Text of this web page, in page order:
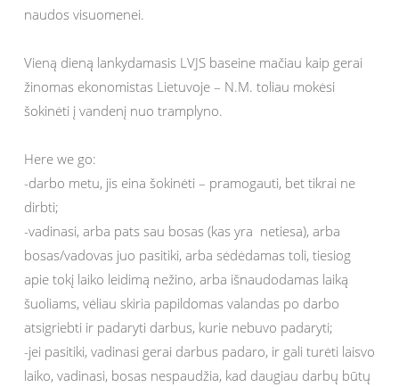
naudos visuomenei.
Vieną dieną lankydamasis LVJS baseine mačiau kaip gerai
žinomas ekonomistas Lietuvoje – N.M. toliau mokėsi
šokinėti į vandenį nuo tramplyno.
Here we go:
-darbo metu, jis eina šokinėti – pramogauti, bet tikrai ne
dirbti;
-vadinasi, arba pats sau bosas (kas yra netiesa), arba
bosas/vadovas juo pasitiki, arba sėdėdamas toli, tiesiog
apie tokį laiko leidimą nežino, arba išnaudodamas laiką
šuoliams, vėliau skiria papildomas valandas po darbo
atsigriebti ir padaryti darbus, kurie nebuvo padaryti;
-jei pasitiki, vadinasi gerai darbus padaro, ir gali turėti laisvo
laiko, vadinasi, bosas nespaudžia, kad daugiau darbų būtų